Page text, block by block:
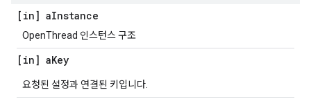
[in] aInstance
OpenThread 인스턴스 구조
[in] aKey
요청된 설정과 연결된 키입니다.